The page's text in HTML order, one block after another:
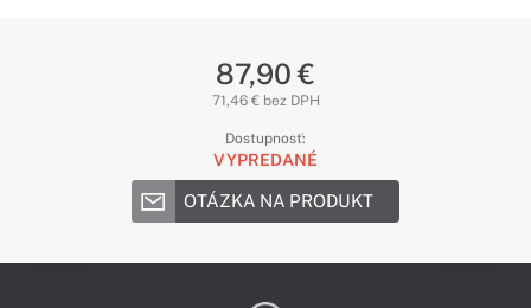
87,90 €
71,46 € bez DPH
Dostupnosť:
VYPREDANÉ
OTÁZKA NA PRODUKT